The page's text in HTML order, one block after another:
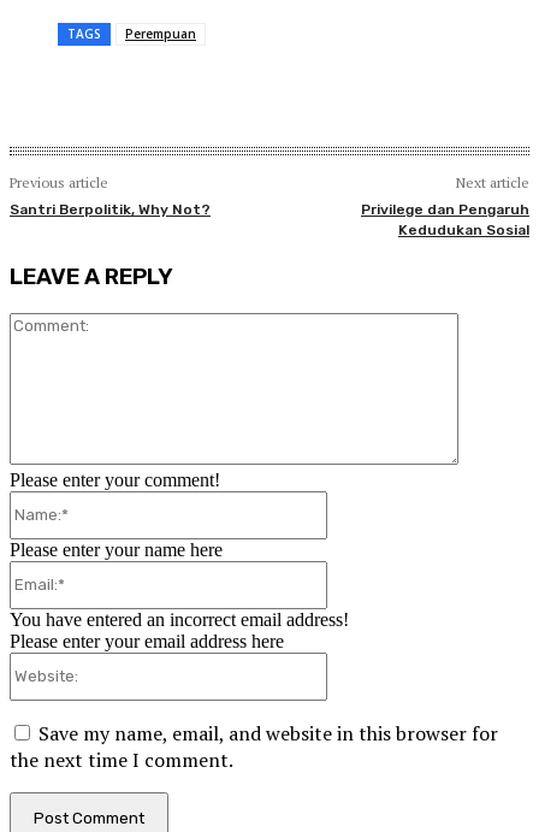
TAGS Perempuan
Previous article
Santri Berpolitik, Why Not?
Next article
Privilege dan Pengaruh
Kedudukan Sosial
LEAVE A REPLY
Please enter your comment!
Please enter your name here
You have entered an incorrect email address!
Please enter your email address here
Save my name, email, and website in this browser for
the next time I comment.